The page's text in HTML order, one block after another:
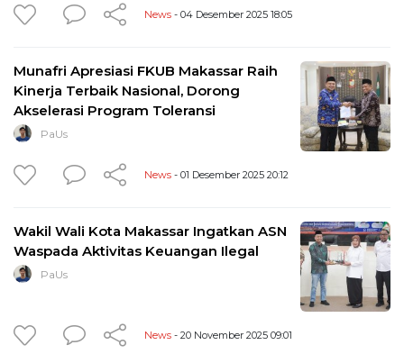
News - 04 Desember 2025 18:05
Munafri Apresiasi FKUB Makassar Raih
Kinerja Terbaik Nasional, Dorong
Akselerasi Program Toleransi
PaUs
News - 01 Desember 2025 20:12
Wakil Wali Kota Makassar Ingatkan ASN
Waspada Aktivitas Keuangan Ilegal
PaUs
News - 20 November 2025 09:01